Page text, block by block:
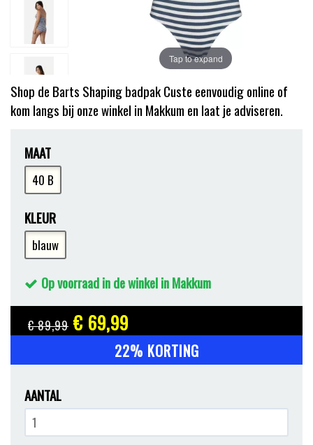
Tap to expand
Shop de Barts Shaping badpak Custe eenvoudig online of
kom langs bij onze winkel in Makkum en laat je adviseren.
MAAT
40 B
KLEUR
blauw
Op voorraad in de winkel in Makkum
€ 89,99 € 69,99
22% KORTING
AANTAL